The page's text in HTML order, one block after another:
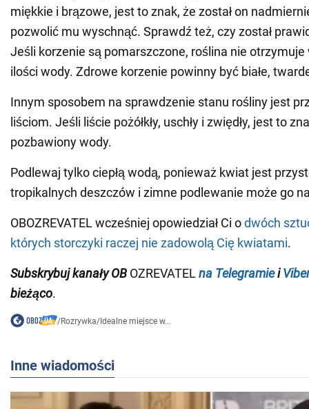
miękkie i brązowe, jest to znak, że został on
pozwolić mu wyschnąć. Sprawdź też, czy został
Jeśli korzenie są pomarszczone, roślina nie
ilości wody. Zdrowe korzenie powinny być białe,
Innym sposobem na sprawdzenie stanu rośliny jest
liściom. Jeśli liście pożółkły, uschły i zwiędły, jest to
pozbawiony wody.
Podlewaj tylko ciepłą wodą, ponieważ kwiat jest
tropikalnych deszczów i zimne podlewanie może go
OBOZREVATEL wcześniej opowiedział Ci odwóch
których storczyki raczej nie zadowolą Cię kwiatami.
Subskrybuj kanały OB OZREVATELna Telegramiei
bieżąco.
/Rozrywka/Idealne miejsce w...
Inne wiadomości